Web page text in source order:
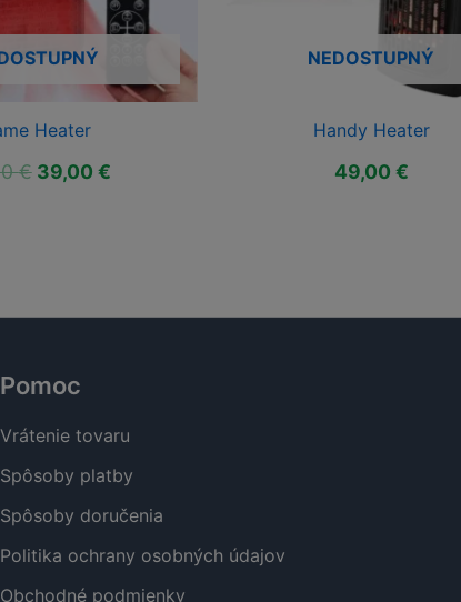
Heater
€ Pôvodná
39,00 €Aktuálna
NEDOSTUPNÝ
Handy Heater
49,00 €
Pomoc
Vrátenie tovaru
Spôsoby platby
Spôsoby doručenia
Politika ochrany osobných údajov
Obchodné podmienky